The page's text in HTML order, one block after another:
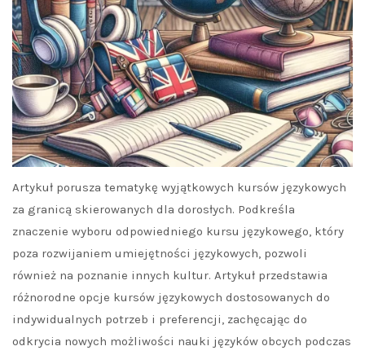
Artykuł porusza tematykę wyjątkowych kursów językowych
za granicą skierowanych dla dorosłych. Podkreśla
znaczenie wyboru odpowiedniego kursu językowego, który
poza rozwijaniem umiejętności językowych, pozwoli
również na poznanie innych kultur. Artykuł przedstawia
różnorodne opcje kursów językowych dostosowanych do
indywidualnych potrzeb i preferencji, zachęcając do
odkrycia nowych możliwości nauki języków obcych podczas